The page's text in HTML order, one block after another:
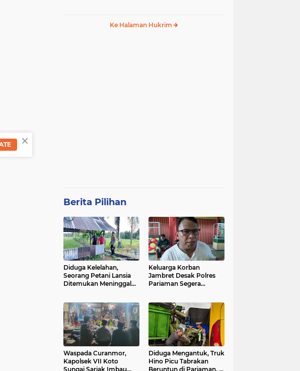
Ke Halaman Hukrim
Berita Pilihan
Diduga Kelelahan,
Seorang Petani Lansia
Ditemukan Meninggal
Keluarga Korban
Jambret Desak Polres
Pariaman Segera
Waspada Curanmor,
Kapolsek VII Koto
Sungai Sariak Imbau
Diduga Mengantuk, Truk
Hino Picu Tabrakan
Beruntun di Pariaman, 5
×